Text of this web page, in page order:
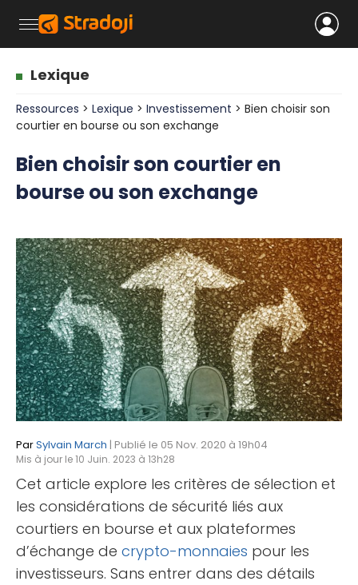
Lexique
Ressources > Lexique > Investissement > Bien choisir son
courtier en bourse ou son exchange
Bien choisir son courtier en
bourse ou son exchange
ParSylvain March | Publié le 05 Nov. 2020 à 19h04
Mis à jour le 10 Juin. 2023 à 13h28
Cet article explore les critères de sélection et
les considérations de sécurité liés aux
courtiers en bourse et aux plateformes
d’échange de crypto-monnaies pour les
investisseurs. Sans entrer dans des détails